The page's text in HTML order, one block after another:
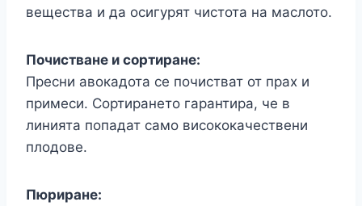
вещества и да осигурят чистота на маслото.
Почистване и сортиране:
Пресни авокадота се почистват от прах и
примеси. Сортирането гарантира, че в
линията попадат само висококачествени
плодове.
Пюриране: